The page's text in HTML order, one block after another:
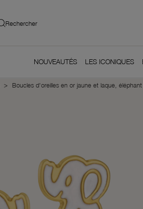
Rechercher
NOUVEAUTÉS LES ICONIQUES
Boucles d'oreilles en or jaune et laque, éléphant